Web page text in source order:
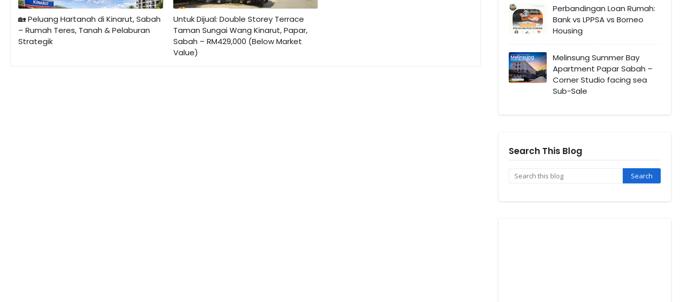
🏡 Peluang Hartanah di Kinarut, Sabah
– Rumah Teres, Tanah & Pelaburan
Strategik
Untuk Dijual: Double Storey Terrace
Taman Sungai Wang Kinarut, Papar,
Sabah – RM429,000 (Below Market
Value)
Perbandingan Loan Rumah:
Bank vs LPPSA vs Borneo
Housing
Melinsung Summer Bay
Apartment Papar Sabah –
Corner Studio facing sea
Sub-Sale
Search This Blog